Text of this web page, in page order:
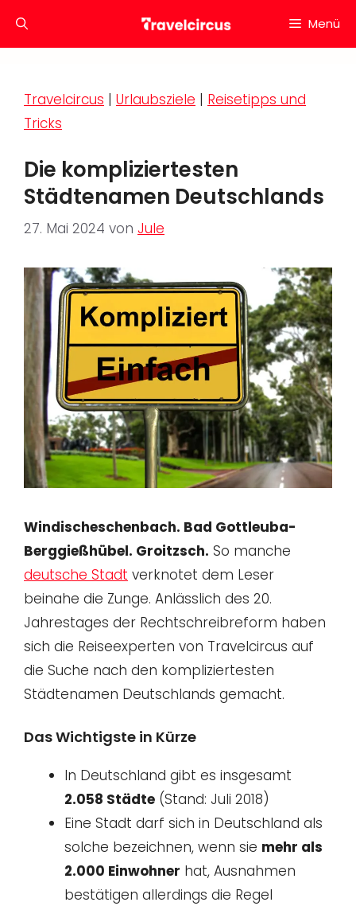
Inhalt
Menü
Travelcircus | Urlaubsziele | Reisetipps und
Tricks
Die kompliziertesten
Städtenamen Deutschlands
27. Mai 2024 von Jule
Windischeschenbach. Bad Gottleuba-
Berggießhübel. Groitzsch. So manche
deutsche Stadt verknotet dem Leser
beinahe die Zunge. Anlässlich des 20.
Jahrestages der Rechtschreibreform haben
sich die Reiseexperten von Travelcircus auf
die Suche nach den kompliziertesten
Städtenamen Deutschlands gemacht.
Das Wichtigste in Kürze
In Deutschland gibt es insgesamt
2.058 Städte (Stand: Juli 2018)
Eine Stadt darf sich in Deutschland als
solche bezeichnen, wenn sie mehr als
2.000 Einwohner hat, Ausnahmen
bestätigen allerdings die Regel